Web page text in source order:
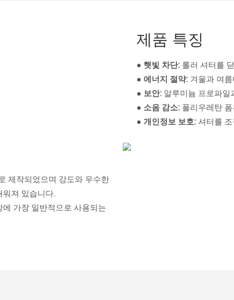
제품 특징
● 햇빛 차단: 롤러 셔터를
● 에너지 절약: 겨울과 여
● 보안: 알루미늄 프로파일
● 소음 감소: 폴리우레탄
● 개인정보 보호: 셔터를
제작되었으며 강도와 우수한
져 있습니다.
가장 일반적으로 사용되는